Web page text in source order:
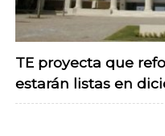
TE proyecta que
estarán listas en